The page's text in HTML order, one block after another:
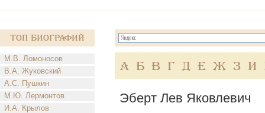
Топ Биографий
М.В. Ломоносов
В.А. Жуковский
А.С. Пушкин
М.Ю. Лермонтов
И.А. Крылов
А Б В Г Д Е Ж З И
Эберт Лев Яковлевич